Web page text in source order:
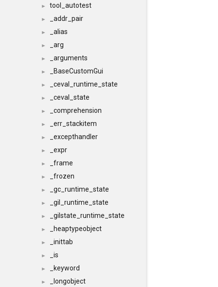
► tool_autotest
► _addr_pair
► _alias
► _arg
► _arguments
► _BaseCustomGui
► _ceval_runtime_state
► _ceval_state
► _comprehension
► _err_stackitem
► _excepthandler
► _expr
► _frame
► _frozen
► _gc_runtime_state
► _gil_runtime_state
► _gilstate_runtime_state
► _heaptypeobject
► _inittab
► _is
► _keyword
► _longobject